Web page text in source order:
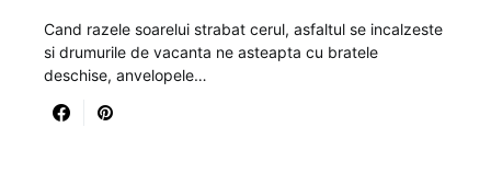
Cand razele soarelui strabat cerul, asfaltul se incalzeste
si drumurile de vacanta ne asteapta cu bratele
deschise, anvelopele…